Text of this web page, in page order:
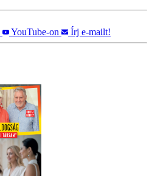
YouTube-on Írj e-mailt!